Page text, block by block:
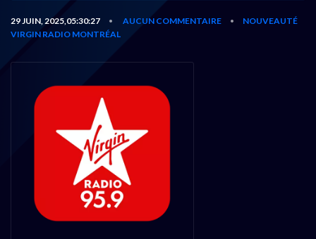
29 JUIN, 2025,05:30:27 • AUCUN COMMENTAIRE •
NOUVEAUTÉ
VIRGIN RADIO MONTRÉAL